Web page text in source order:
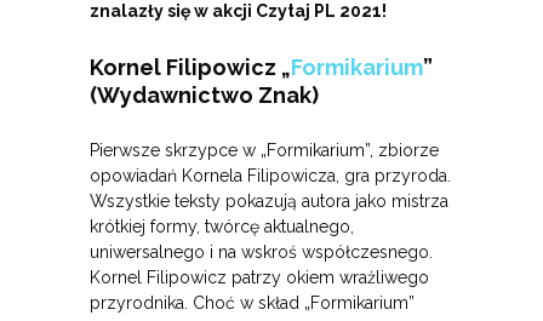
znalazły się w akcji Czytaj PL 2021!
Kornel Filipowicz „Formikarium”
(Wydawnictwo Znak)
Pierwsze skrzypce w „Formikarium”, zbiorze
opowiadań Kornela Filipowicza, gra przyroda.
Wszystkie teksty pokazują autora jako mistrza
krótkiej formy, twórcę aktualnego,
uniwersalnego i na wskroś współczesnego.
Kornel Filipowicz patrzy okiem wrażliwego
przyrodnika. Choć w skład „Formikarium”